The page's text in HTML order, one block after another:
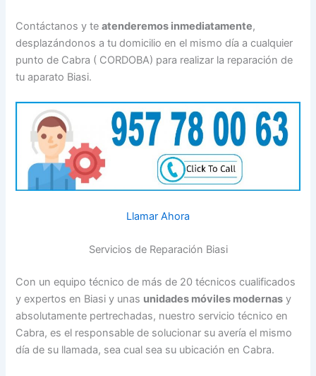
Contáctanos y teatenderemos inmediatamente,
desplazándonos a tu domicilio en el mismo día a cualquier
punto de Cabra ( CORDOBA) para realizar la reparación de
tu aparato Biasi.
Llamar Ahora
Servicios de Reparación Biasi
Con un equipo técnico de más de 20 técnicos cualificados
y expertos en Biasi y unas unidades móviles modernas y
absolutamente pertrechadas, nuestro servicio técnico en
Cabra, es el responsable de solucionar su avería el mismo
día de su llamada, sea cual sea su ubicación en Cabra.